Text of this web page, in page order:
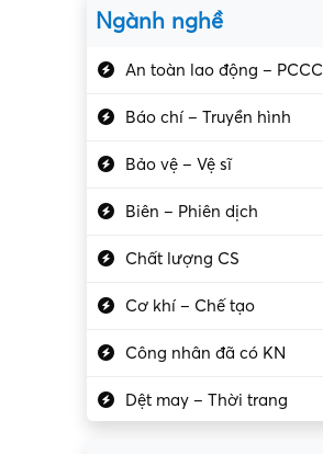
Ngành nghề
An toàn lao động – PCCC
Báo chí – Truyền hình
Bảo vệ – Vệ sĩ
Biên – Phiên dịch
Chất lượng CS
Cơ khí – Chế tạo
Công nhân đã có KN
Dệt may – Thời trang